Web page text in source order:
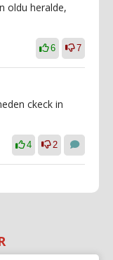
oldu heralde,
6 7
ckeck in
4 2